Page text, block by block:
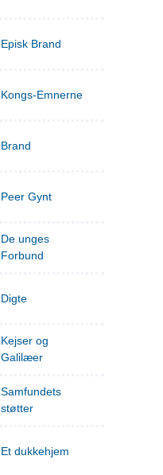
Episk Brand
Kongs-Emnerne
Brand
Peer Gynt
De unges
Forbund
Digte
Kejser og
Galilæer
Samfundets
støtter
Et dukkehjem